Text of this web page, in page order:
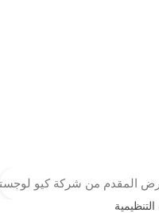
المقدم من شركة كيو
التنظيمية